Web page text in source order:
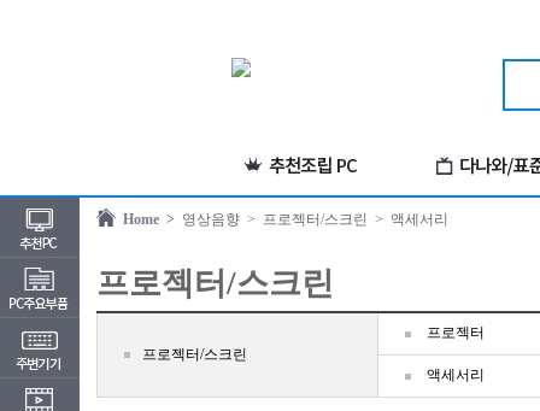
Home > 영상음향 > 프로젝터/스크린 > 액세서리
프로젝터/스크린
프로젝터/스크린
프로젝터
액세서리